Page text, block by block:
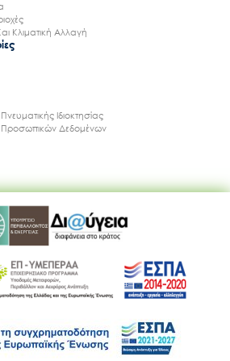
μας
Κλιματική Αλλαγή
Ιδιοκτησίας
Προσωπικών Δεδομένων